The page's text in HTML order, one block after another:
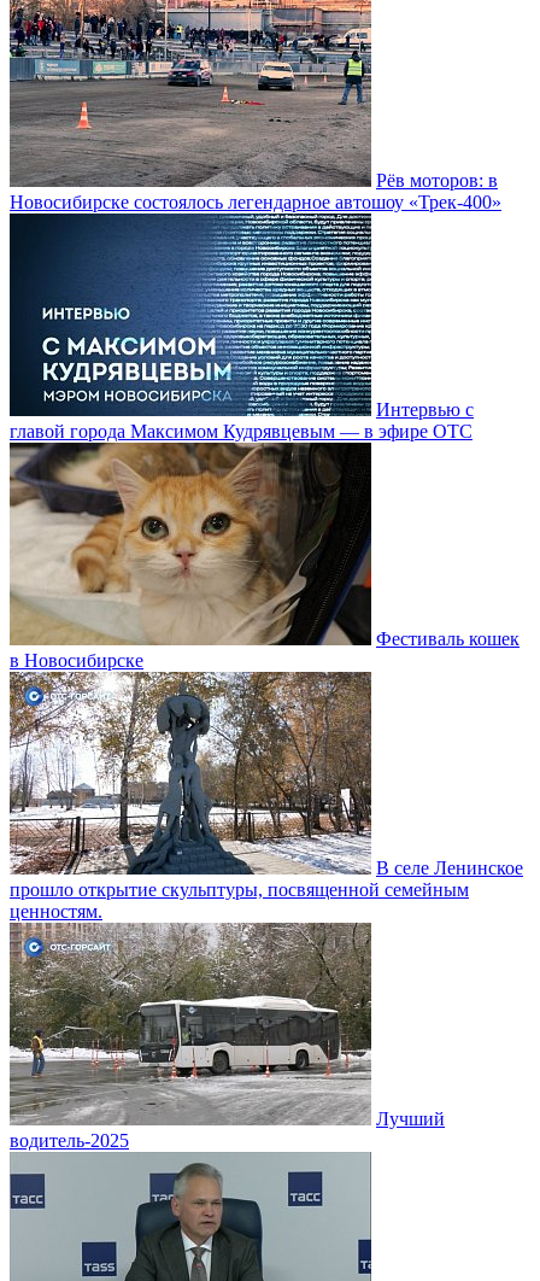
Рёв моторов: в
Новосибирске состоялось легендарное автошоу «Трек-400»
Интервью с
главой города Максимом Кудрявцевым — в эфире ОТС
Фестиваль кошек
в Новосибирске
В селе Ленинское
прошло открытие скульптуры, посвященной семейным
ценностям.
Лучший
водитель-2025